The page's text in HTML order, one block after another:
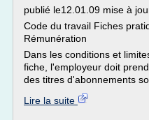
publié le12.01.09 mise à
Code du travail Fiches
Rémunération
Dans les conditions et
fiche, l'employeur doit
des titres d'abonnements
Lire la suite